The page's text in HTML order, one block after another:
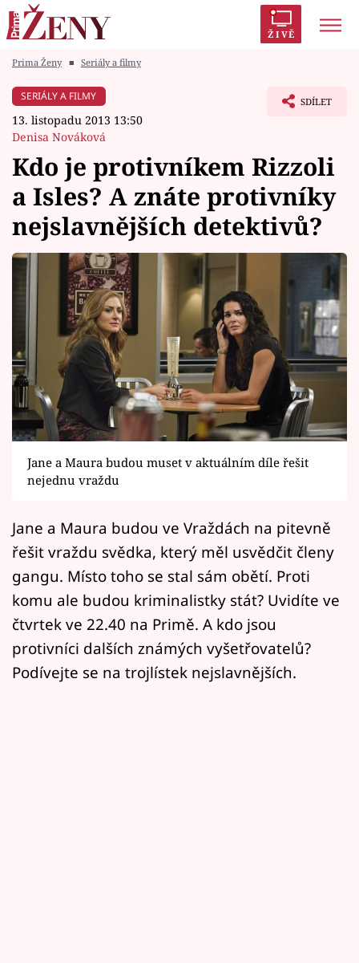
ŽIVĚ
Módní alarm
Témata
Celebrity
Vztahy
Seriály
Horoskopy
Sledujte prima+
Filmový festival Karlovy Vary
Pořady
Mámy sobě
Přihlášení
Sledujte nás
Prima Ženy ■ Seriály a filmy
SERIÁLY A FILMY
13. listopadu 2013 13:50
Denisa Nováková
SDÍLET
Kdo je protivníkem Rizzoli
a Isles? A znáte protivníky
nejslavnějších detektivů?
Jane a Maura budou muset v aktuálním díle řešit
nejednu vraždu
Jane a Maura budou ve Vraždách na pitevně
řešit vraždu svědka, který měl usvědčit členy
gangu. Místo toho se stal sám obětí. Proti
komu ale budou kriminalistky stát? Uvidíte ve
čtvrtek ve 22.40 na Primě. A kdo jsou
protivníci dalších známých vyšetřovatelů?
Podívejte se na trojlístek nejslavnějších.